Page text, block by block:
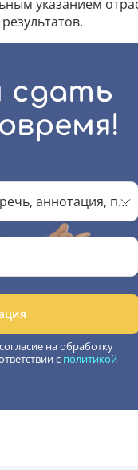
указанием
сдать
Раздаточный материал (речь, аннотация, презентация)
на обработку
с политикой